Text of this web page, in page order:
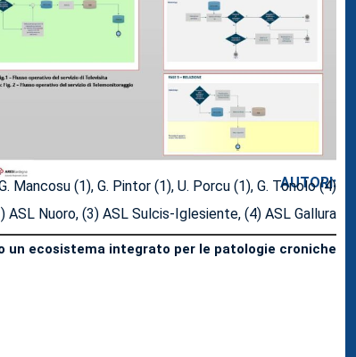
AUTORI:
Mancosu (1), G. Pintor (1), U. Porcu (1), G. Tonolo (4)
ASL Nuoro, (3) ASL Sulcis-Iglesiente, (4) ASL Gallura
un ecosistema integrato per le patologie croniche